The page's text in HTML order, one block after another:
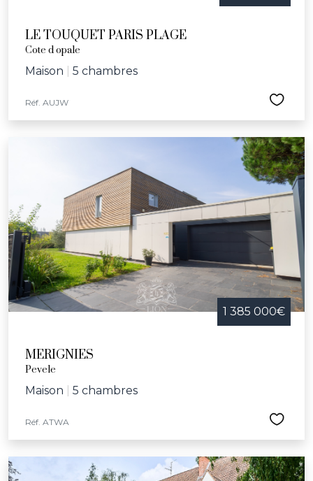
LE TOUQUET PARIS PLAGE
Cote d opale
Maison 5 chambres
Réf. AUJW
1 385 000€
MERIGNIES
Pevele
Maison 5 chambres
Réf. ATWA